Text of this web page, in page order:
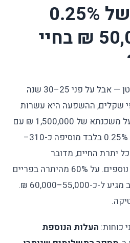
כיצד שינוי של 0.25%
הופך ל-50,000 ₪ בחיי
שינוי של 0.25% נשמע קטן — אבל על פני 25–30 שנה
שקלים, ההשפעה היא עשרות
אלפי שקלים מצטברים. על משכנתא של 1,500,000 ₪ עם
25 שנות יתרה, עלייה של 0.25% בלבד מוסיפה כ-310–
כל יתרת החיים, מדובר
בכ-93,000–100,000 ₪ נוספים. על 60% מהיתרה בפריים
(900,000 ₪), אותו חישוב מגיע ל-כ-55,000–60,000 ₪.
כוחות: העלות הנוספת